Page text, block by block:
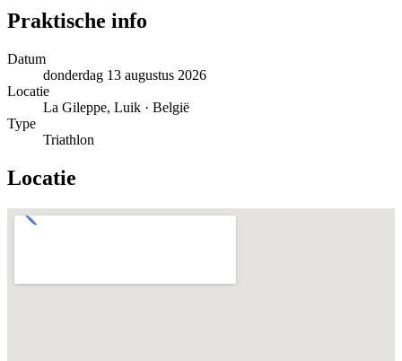
Praktische info
Datum
donderdag 13 augustus 2026
Locatie
La Gileppe, Luik · België
Type
Triathlon
Locatie